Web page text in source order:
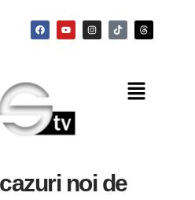
noi de